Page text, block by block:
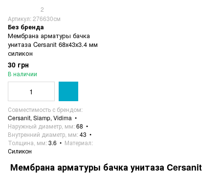
2
Артикул: 276630см
Без бренда
Мембрана арматуры бачка
унитаза Cersanit 68х43х3.4 мм
силикон
30 грн
В наличии
Совместимость с брендом
Cersanit, Siamp, Vidima
Наружный диаметр, мм 68
Внутренний диаметр, мм 43
Толщина, мм 3.6
Материал
Силикон
Мембрана арматуры бачка унитаза Cersanit